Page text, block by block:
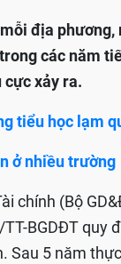
địa
các năm
xảy ra.
tiểu học lạm
ở nhiều trường
chính (Bộ
BGDĐT quy
Sau 5 năm